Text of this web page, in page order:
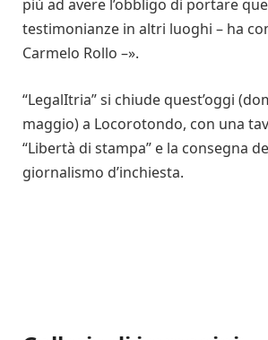
più ad avere l’obbligo di portare
testimonianze in altri luoghi – ha
Carmelo Rollo –».
“LegalItria” si chiude quest’oggi
maggio) a Locorotondo, con una
“Libertà di stampa” e la consegna
giornalismo d’inchiesta.